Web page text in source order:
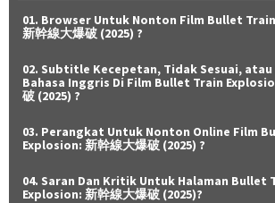
01. Browser Untuk Nonton Film Bullet
新幹線大爆破 (2025) ?
02. Subtitle Kecepetan, Tidak Sesuai, atau
Bahasa Inggris Di Film Bullet Train
破 (2025) ?
03. Perangkat Untuk Nonton Online Film
Explosion: 新幹線大爆破 (2025) ?
04. Saran Dan Kritik Untuk Halaman Bullet
Explosion: 新幹線大爆破 (2025)?